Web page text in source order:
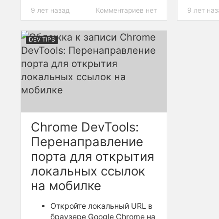
любой веб-страницы (что,
согласитесь, удобнее, чем
же код в консоли браузера).
9 лет назад Комментариев нет
При
строки
9 лет
DEV TIPS
Chrome DevTools:
Перенаправление
порта для открытия
локальных ссылок
на мобилке
Откройте локальный URL в
браузере Google Chrome на